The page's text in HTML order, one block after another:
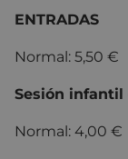
ENTRADAS
Normal: 5,50 €
Sesión
Normal: 4,00 €